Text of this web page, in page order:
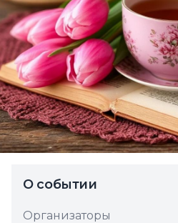
О событии
Организаторы